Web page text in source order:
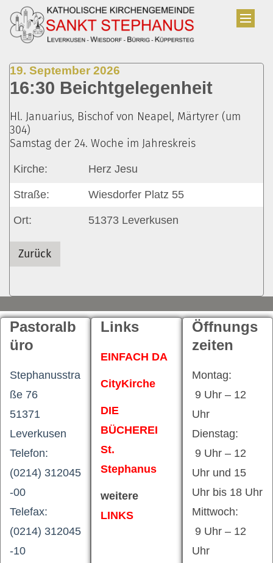
Zum Inhalt springen
19. September 2026
16:30 Beichtgelegenheit
Hl. Januarius, Bischof von Neapel, Märtyrer (um
304)
Samstag der 24. Woche im Jahreskreis
Kirche: Herz Jesu
Straße: Wiesdorfer Platz 55
Ort: 51373 Leverkusen
Zurück
Pastoralb
üro
Stephanusstra
ße 76
51371
Leverkusen
Telefon:
(0214) 312045
-00
Telefax:
(0214) 312045
-10
Links
EINFACH DA
CityKirche
DIE
BÜCHEREI
St.
Stephanus
weitere
LINKS
Öffnungs
zeiten
Montag:
9 Uhr – 12
Uhr
Dienstag:
9 Uhr – 12
Uhr und 15
Uhr bis 18 Uhr
Mittwoch:
9 Uhr – 12
Uhr